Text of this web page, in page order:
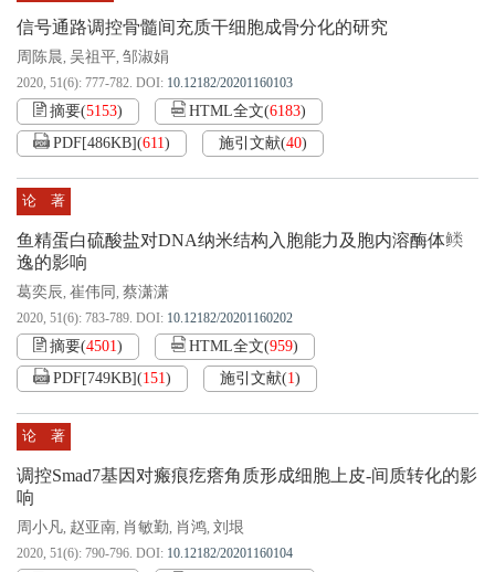
信号通路调控骨髓间充质干细胞成骨分化的研究
周陈晨, 吴祖平, 邹淑娟
2020, 51(6): 777-782. DOI: 10.12182/20201160103
摘要(5153) HTML全文(6183)
PDF[486KB](611) 施引文献(40)
论 著
鱼精蛋白硫酸盐对DNA纳米结构入胞能力及胞内溶酶体逃
逸的影响
葛奕辰, 崔伟同 , 蔡潇潇
2020, 51(6): 783-789. DOI: 10.12182/20201160202
摘要(4501) HTML全文(959)
PDF[749KB](151) 施引文献(1)
论 著
调控Smad7基因对瘢痕疙瘩角质形成细胞上皮-间质转化的影
响
周小凡, 赵亚南, 肖敏勤, 肖鸿, 刘垠
2020, 51(6): 790-796. DOI: 10.12182/20201160104